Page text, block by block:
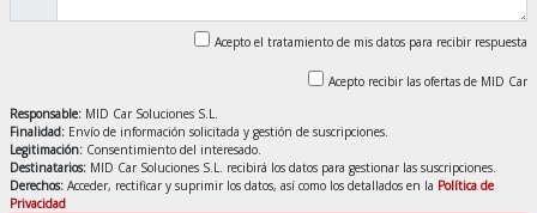
Acepto el tratamiento de mis datos para recibir respuesta
Acepto recibir las ofertas de MID Car
Responsable: MID Car Soluciones S.L.
Finalidad: Envío de información solicitada y gestión de suscripciones.
Legitimación: Consentimiento del interesado.
Destinatarios: MID Car Soluciones S.L. recibirá los datos para gestionar las suscripciones.
Derechos: Acceder, rectificar y suprimir los datos, así como los detallados en la Política de
Privacidad